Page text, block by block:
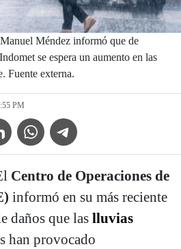
Méndez informó que de
se espera un aumento en las
Fuente externa.
PM
Icon
WhatsApp IconTelegram Icon
Centro de Operaciones de
informó en su más reciente
daños que las lluvias
han provocado